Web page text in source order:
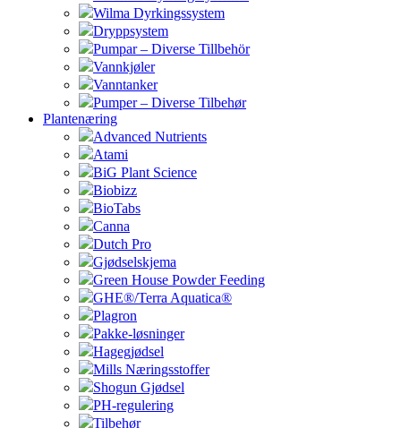
Wilma Dyrkingssystem
Dryppsystem
Pumpar – Diverse Tillbehör
Vannkjøler
Vanntanker
Pumper – Diverse Tilbehør
Plantenæring
Advanced Nutrients
Atami
BiG Plant Science
Biobizz
BioTabs
Canna
Dutch Pro
Gjødselskjema
Green House Powder Feeding
GHE®/Terra Aquatica®
Plagron
Pakke-løsninger
Hagegjødsel
Mills Næringsstoffer
Shogun Gjødsel
PH-regulering
Tilbehør